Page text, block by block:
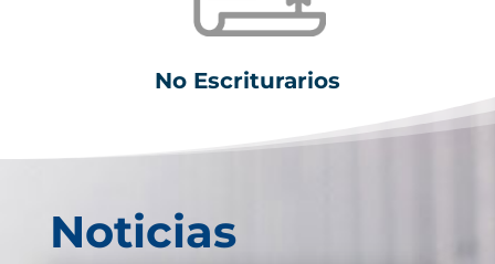
No Escriturarios
Noticias